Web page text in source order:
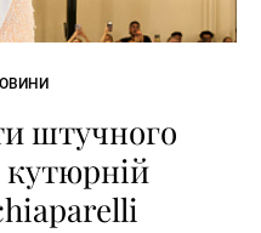
штучного
кутюрній